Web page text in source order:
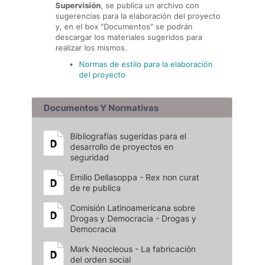
Supervisión, se publica un archivo con
sugerencias para la elaboración del proyecto
y, en el box "Documentos" se podrán
descargar los materiales sugeridos para
realizar los mismos.
Normas de estilo para la elaboración
del proyecto
Documentos Y Normativas
Bibliografías sugeridas para el
desarrollo de proyectos en
seguridad
Emilio Dellasoppa - Rex non curat
de re publica
Comisión Latinoamericana sobre
Drogas y Democracia - Drogas y
Democracia
Mark Neocleous - La fabricación
del orden social